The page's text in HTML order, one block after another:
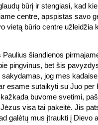
būrį ir stengiasi, kad
centre, apspistas savo
vietą būrio centre užleidžia
Paulius šiandienos
pingvinus, bet šis
sakydamas, jog mes
esame sutaikyti su Juo
buvome svetimi,
visa tai pakeitė. Jis
galėtų mus įtraukti į Dievo